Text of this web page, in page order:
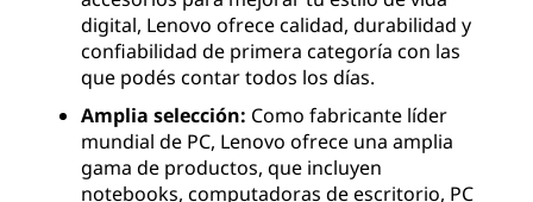
digital, Lenovo ofrece calidad, durabilidad y
confiabilidad de primera categoría con las
que podés contar todos los días.
Amplia selección: Como fabricante líder
mundial de PC, Lenovo ofrece una amplia
gama de productos, que incluyen
notebooks, computadoras de escritorio, PC